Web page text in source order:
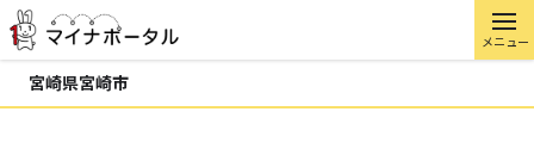
メニュー
宮崎県宮崎市